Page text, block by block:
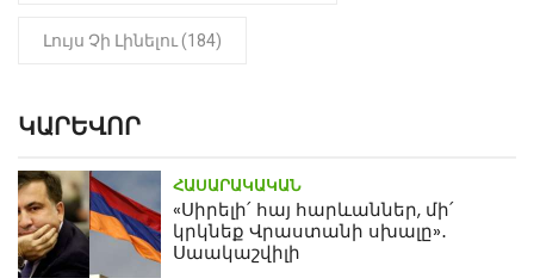
Լույս Չի Լինելու (184)
ԿԱՐԵՎՈՐ
ՀԱՍԱՐԱԿԱԿԱՆ
«Սիրելի՛ հայ հարևաններ, մի՛
կրկնեք Վրաստանի սխալը»․
Սաակաշվիլի